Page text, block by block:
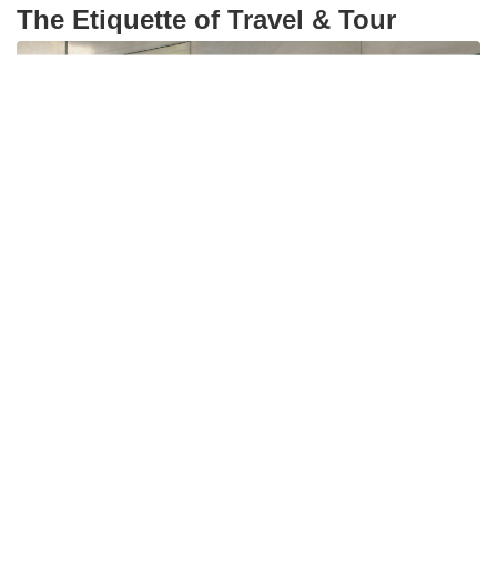
The Etiquette of Travel & Tour